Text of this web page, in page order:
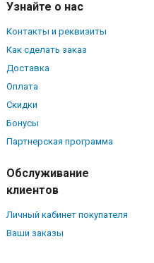
Узнайте о нас
Контакты и реквизиты
Как сделать заказ
Доставка
Оплата
Скидки
Бонусы
Партнерская программа
Обслуживание
клиентов
Личный кабинет покупателя
Ваши заказы